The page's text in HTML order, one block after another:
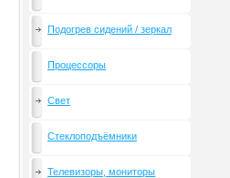
Подогрев сидений / зеркал
Процессоры
Свет
Стеклоподъёмники
Телевизоры, мониторы